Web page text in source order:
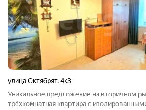
улица Октябрят,4к3
Уникальное предложение на вторичном рынке
трёхкомнатная квартира с